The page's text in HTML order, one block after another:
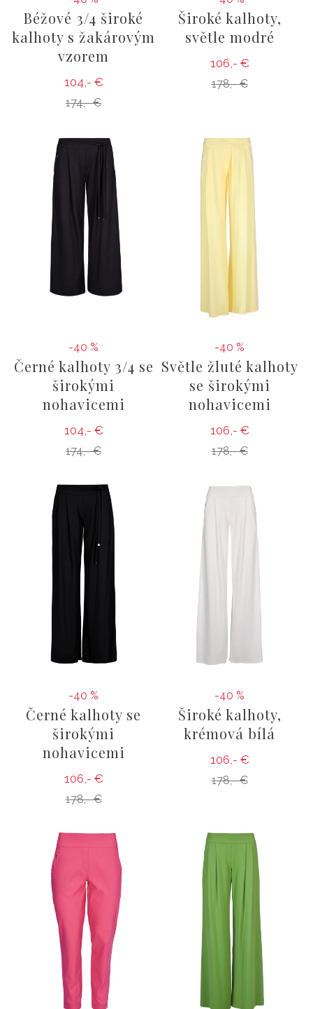
Béžové 3/4 široké
kalhoty s žakárovým
vzorem
104,- €
174,- €
Široké kalhoty,
světle modré
106,- €
178,- €
-40 %
Černé kalhoty 3/4 se
širokými
nohavicemi
104,- €
174,- €
-40 %
Světle žluté kalhoty
se širokými
nohavicemi
106,- €
178,- €
-40 %
Černé kalhoty se
širokými
nohavicemi
106,- €
178,- €
-40 %
Široké kalhoty,
krémová bílá
106,- €
178,- €